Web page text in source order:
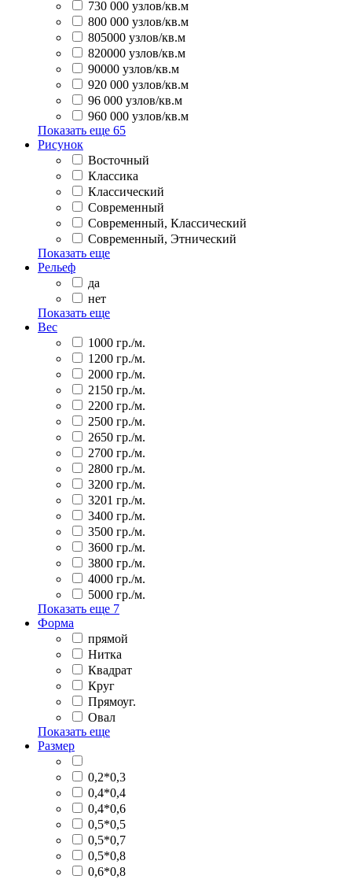
730 000 узлов/кв.м
800 000 узлов/кв.м
805000 узлов/кв.м
820000 узлов/кв.м
90000 узлов/кв.м
920 000 узлов/кв.м
96 000 узлов/кв.м
960 000 узлов/кв.м
Показать еще 65
Рисунок
Восточный
Классика
Классический
Современный
Современный, Классический
Современный, Этнический
Показать еще
Рельеф
да
нет
Показать еще
Вес
1000 гр./м.
1200 гр./м.
2000 гр./м.
2150 гр./м.
2200 гр./м.
2500 гр./м.
2650 гр./м.
2700 гр./м.
2800 гр./м.
3200 гр./м.
3201 гр./м.
3400 гр./м.
3500 гр./м.
3600 гр./м.
3800 гр./м.
4000 гр./м.
5000 гр./м.
Показать еще 7
Форма
прямой
Нитка
Квадрат
Круг
Прямоуг.
Овал
Показать еще
Размер
0,2*0,3
0,4*0,4
0,4*0,6
0,5*0,5
0,5*0,7
0,5*0,8
0,6*0,8